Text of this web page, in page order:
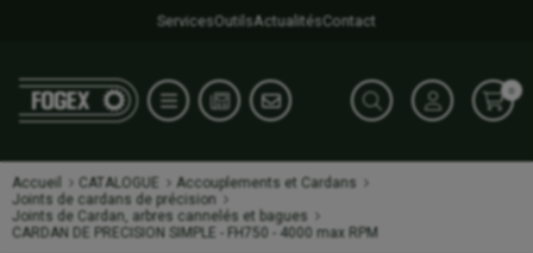
ServicesOutilsActualitésContact
0
Accueil CATALOGUE
Accouplements et Cardans
Joints de cardans de précision
Joints de Cardan, arbres cannelés et bagues
CARDAN DE PRECISION SIMPLE - FH750 - 4000 max RPM